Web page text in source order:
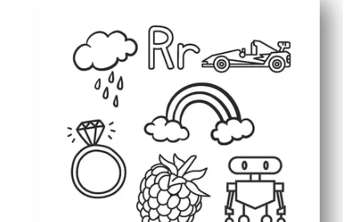
Améliore la reconnaissance des R majuscules et
Renforce la conscience du son initial en faisant
Permet aux enfants de s'occuper de petites tâches